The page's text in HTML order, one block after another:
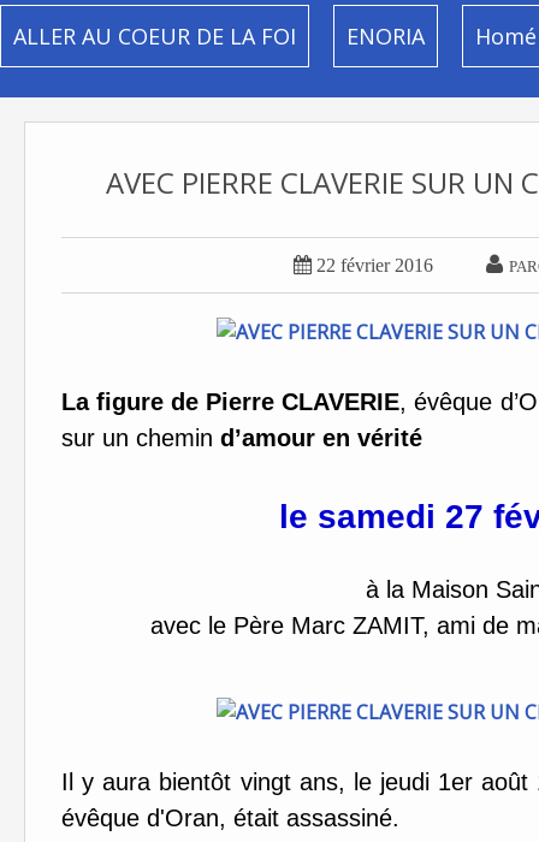
ALLER AU COEUR DE LA FOI ENORIA
AVEC PIERRE CLAVERIE SUR
 22 février 2016 
La figure de Pierre CLAVERIE, évêque
sur un chemin d’amour en vérité
le samedi 27
à la Maison
avec le Père Marc ZAMIT, ami de
Il y aura bientôt vingt ans, le jeudi 1er
évêque d'Oran, était assassiné.